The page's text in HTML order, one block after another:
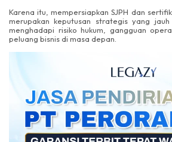
Karena itu, mempersiapkan SJPH dan
merupakan keputusan strategis yang
menghadapi risiko hukum, gangguan
peluang bisnis di masa depan.